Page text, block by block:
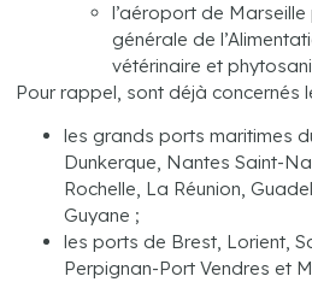
l’aéroport de
générale de
vétérinaire et
Pour rappel, sont déjà concernés
les grands ports maritimes
Dunkerque, Nantes Saint-
Rochelle, La Réunion,
Guyane ;
les ports de Brest, Lorient,
Perpignan-Port Vendres et